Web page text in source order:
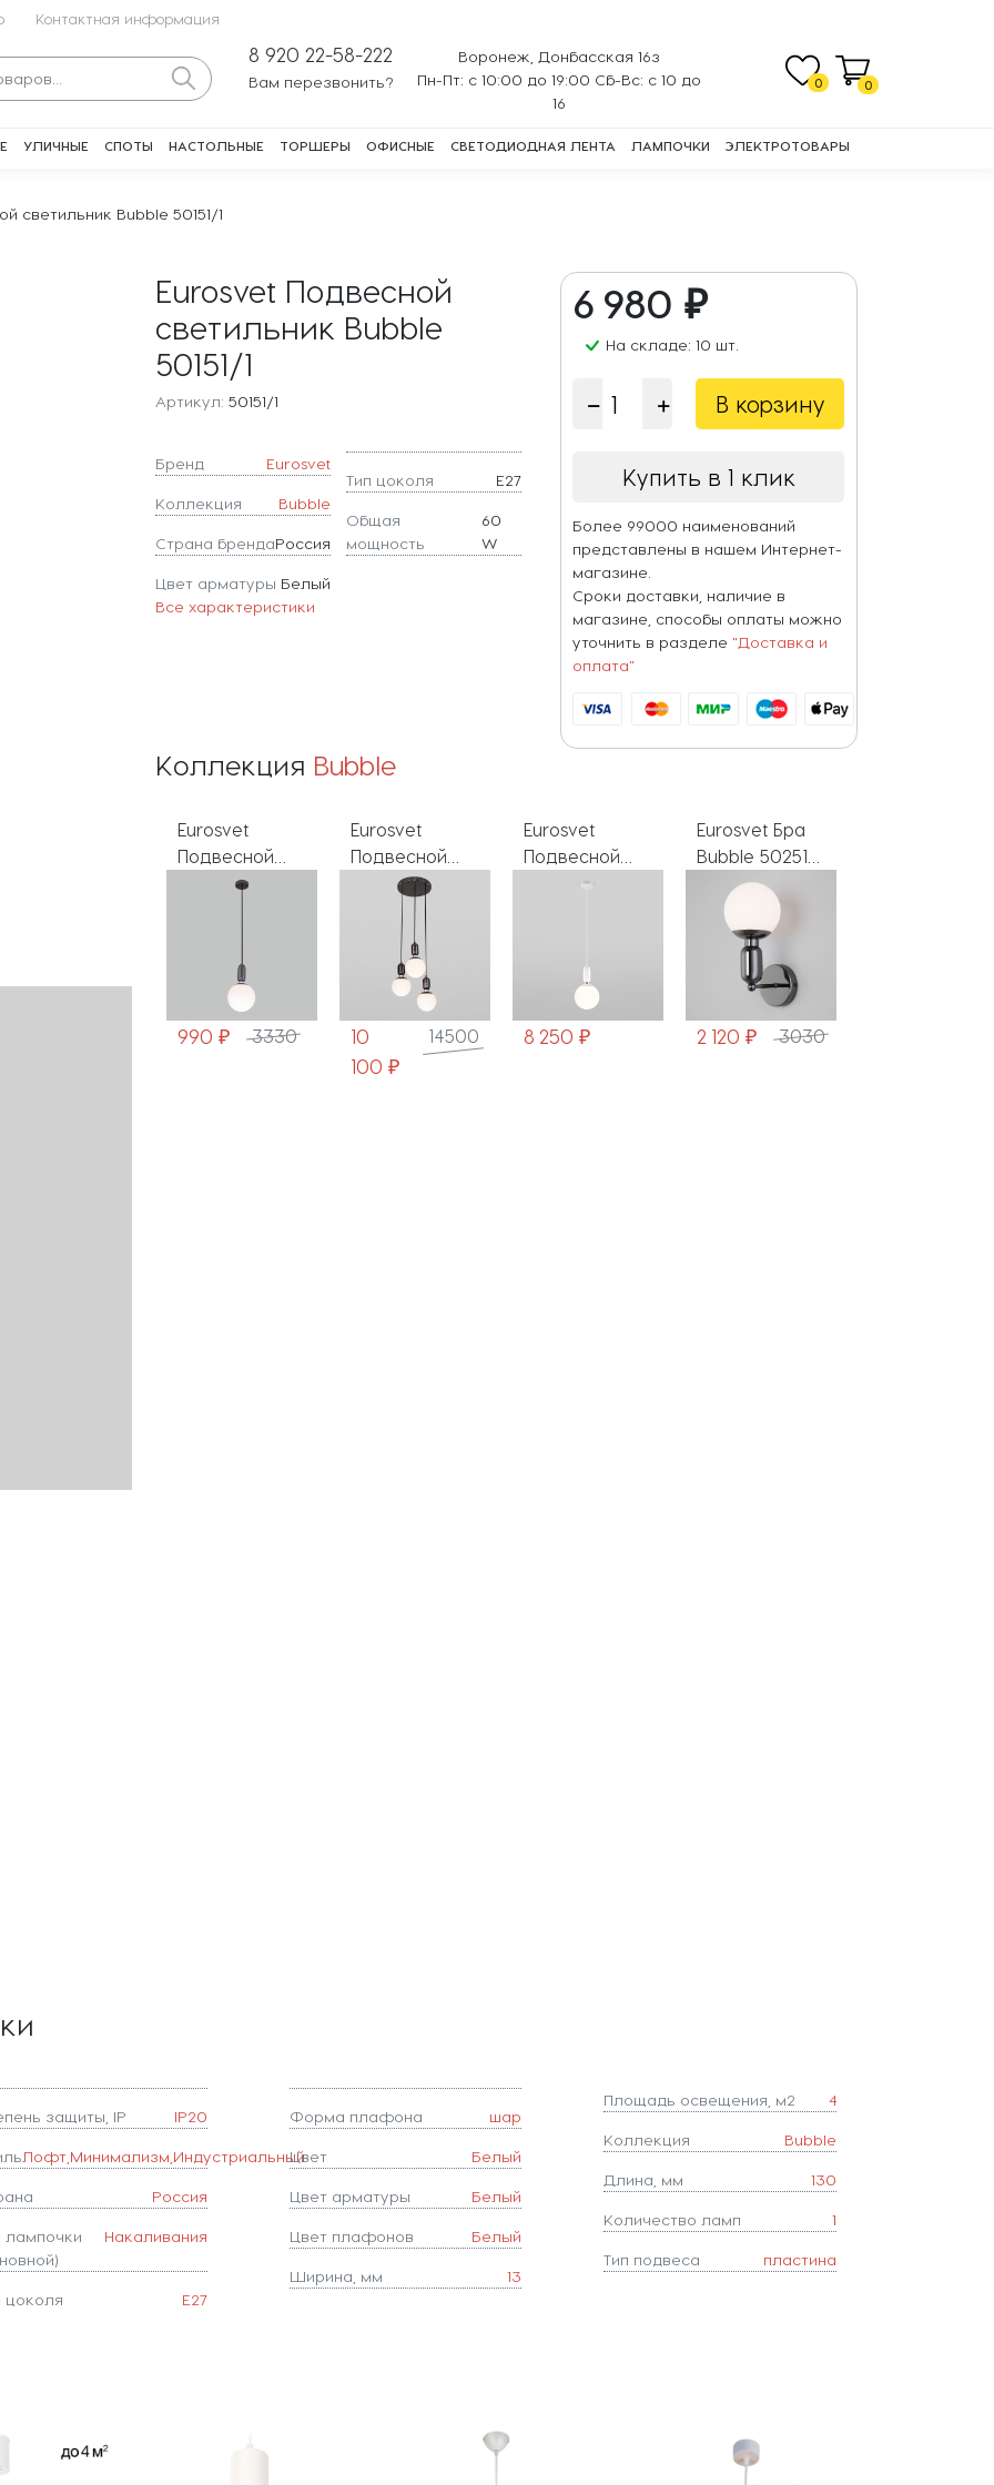
Контактная информация
8 920 22-58-222
Вам перезвонить?
Воронеж, Донбасская 16з
Пн-Пт: с 10:00 до 19:00 Сб-Вс: с 10 до
16
0 0
УЛИЧНЫЕ СПОТЫ НАСТОЛЬНЫЕ ТОРШЕРЫ ОФИСНЫЕ СВЕТОДИОДНАЯ ЛЕНТА ЛАМПОЧКИ ЭЛЕКТРОТОВАРЫ
светильник Bubble 50151/1
Eurosvet Подвесной
светильник Bubble
50151/1
Артикул: 50151/1
Бренд Eurosvet
Коллекция Bubble
Страна брендаРоссия
Цвет арматуры Белый
Тип цоколя E27
Общая
мощность
60
W
Все характеристики
6 980 ₽
На складе: 10 шт.
В корзину
Купить в 1 клик
Более 99000 наименований
представлены в нашем Интернет-
магазине.
Сроки доставки, наличие в
магазине, способы оплаты можно
уточнить в разделе "Доставка и
оплата"
Коллекция Bubble
Eurosvet
Подвесной
светильник
жемчуг
990 ₽ 3330
Eurosvet
Подвесной
светильник
Bubble 50151/3
черный
жемчуг
10
100 ₽
14500
Eurosvet
Подвесной
светильник
8 250 ₽
Eurosvet Бра
Bubble 50251/1
черный
жемчуг
2 120 ₽ 3030
защиты, IP IP20
Лофт,Минимализм,Индустриальный
Россия
лампочки
Накаливания
цоколя E27
Форма плафона шар
Цвет Белый
Цвет арматуры Белый
Цвет плафонов Белый
Ширина, мм 13
Площадь освещения, м2 4
Коллекция Bubble
Длина, мм 130
Количество ламп 1
Тип подвеса пластина